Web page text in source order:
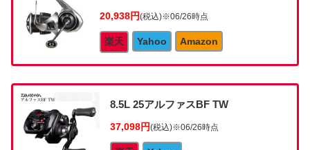
20,938円(税込)※06/26時点
楽天 Yahoo Amazon
8.5L 25アルファスBF TW
37,098円(税込)※06/26時点